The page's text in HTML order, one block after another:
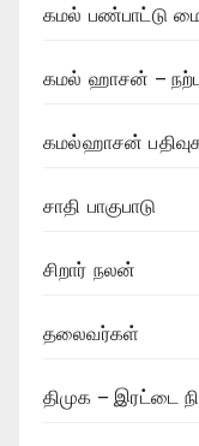
கமல் பண்பாட்டு
கமல் ஹாசன் –
கமல்ஹாசன்
சாதி பாகுபாடு
சிறார் நலன்
தலைவர்கள்
திமுக – இரட்டை